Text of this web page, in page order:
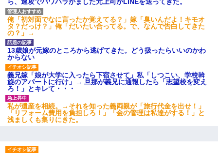
ら、速攻でパワハラかました元上司がLINEを送ってきた。
俺「初対面でなに言ったか覚えてる？」嫁「臭いんだよ！キモオ
タ？だっけ？」俺「だいたい合ってる。で、なんで告白してきた
の？」→
13歳娘が元嫁のところから逃げてきた。どう扱ったらいいのかわ
からない
義兄嫁「娘が大学に入ったら下宿させて」私「しつこい、学校斡
旋のアパートに行け」→ 旦那が義兄に通報したら「志望校を変え
ろ！」とキレて・・・
私が遺産を相続。→それを知った義両親が「旅行代金を出せ！」
「リフォーム費用を負担しろ！」「金の管理は私達がする！」と
浅ましくも集りにきた。